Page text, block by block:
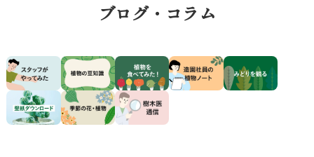
ブログ・コラム